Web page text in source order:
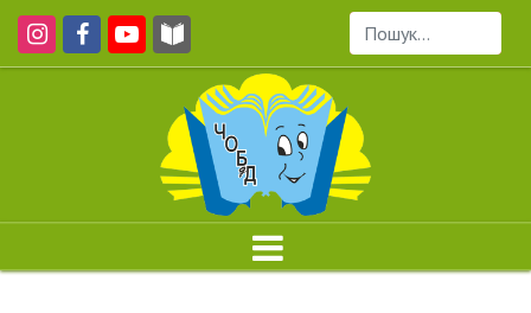
Пошук...